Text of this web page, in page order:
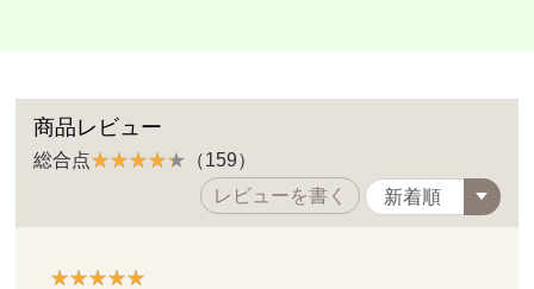
商品レビュー
総合点
（159）
レビューを書く